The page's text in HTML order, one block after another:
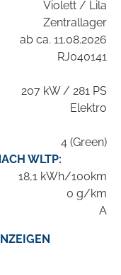
Violett / Lila
Zentrallager
ab ca. 11.08.2026
RJ040141
207 kW / 281 PS
Elektro
4 (Green)
WLTP:
18,1 kWh/100km
0 g/km
A